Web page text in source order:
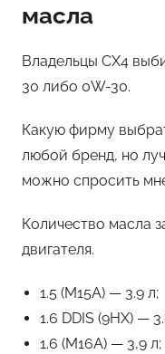
масла
Владельцы CX4
30 либо 0W-30.
Какую фирму
любой бренд, но
можно спросить
Количество масла
двигателя.
1.5 (M15A) — 3.9 л;
1.6 DDIS (9HX) —
1.6 (M16A) — 3,9 л;